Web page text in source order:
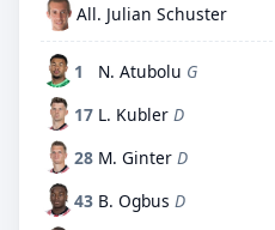
All. Julian Schuster
1 N. Atubolu G
17 L. Kubler D
28 M. Ginter D
43 B. Ogbus D